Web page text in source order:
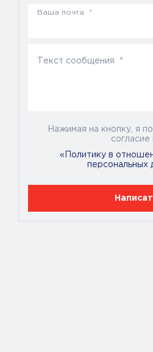
Ваша почта *
Текст сообщения *
Нажимая на кнопку, я
согласие
«Политику в
персональных